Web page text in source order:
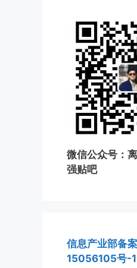
微信公众号：
强贴吧
信息产业部备
15056105号-1